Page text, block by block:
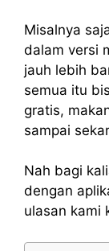
Misalnya
dalam versi
jauh lebih
semua itu
gratis,
sampai
Nah bagi
dengan
ulasan kami